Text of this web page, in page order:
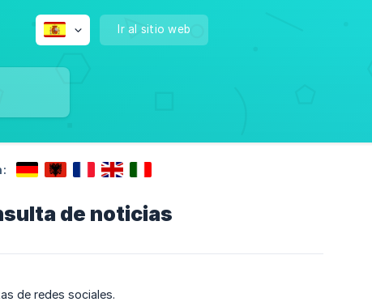
Ir al sitio web
de noticias
de redes sociales.